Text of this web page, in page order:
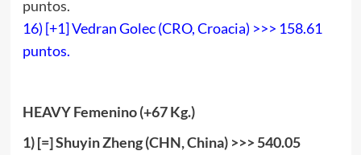
puntos.
16) [+1] Vedran Golec (CRO, Croacia) >>> 158.61
puntos.
HEAVYFemenino (+67 Kg.)
1)[=]Shuyin Zheng (CHN, China) >>> 540.05